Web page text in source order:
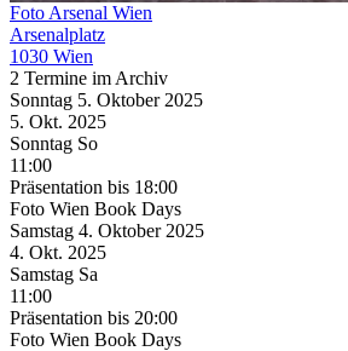
Foto Arsenal Wien
Arsenalplatz
1030 Wien
2 Termine im Archiv
Sonntag 5. Oktober 2025
5. Okt. 2025
Sonntag So
11:00
Präsentation bis 18:00
Foto Wien Book Days
Samstag 4. Oktober 2025
4. Okt. 2025
Samstag Sa
11:00
Präsentation bis 20:00
Foto Wien Book Days